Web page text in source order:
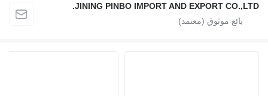
JINING PINBO IMPORT AND EXPORT CO.,LTD.